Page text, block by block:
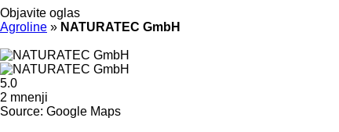
Objavite oglas
Agroline » NATURATEC GmbH
5.0
2 mnenji
Source: Google Maps